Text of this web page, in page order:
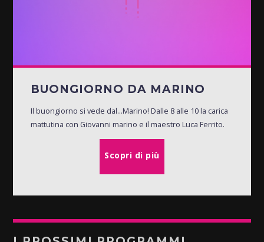
BUONGIORNO DA MARINO
Il buongiorno si vede dal...Marino! Dalle 8 alle 10 la carica
mattutina con Giovanni marino e il maestro Luca Ferrito.
Scopri di più